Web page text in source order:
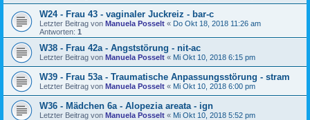
W24 - Frau 43 - vaginaler Juckreiz - bar-c
Letzter Beitrag von Manuela Posselt « Do Okt 18, 2018 11:26 am
Antworten: 1
W38 - Frau 42a - Angststörung - nit-ac
Letzter Beitrag von Manuela Posselt « Mi Okt 10, 2018 6:15 pm
W39 - Frau 53a - Traumatische Anpassungsstörung - stram
Letzter Beitrag von Manuela Posselt « Mi Okt 10, 2018 6:00 pm
W36 - Mädchen 6a - Alopezia areata - ign
Letzter Beitrag von Manuela Posselt « Mi Okt 10, 2018 5:52 pm